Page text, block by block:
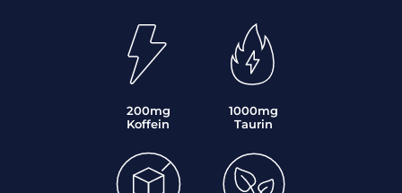
200mg
Koffein
1000mg
Taurin